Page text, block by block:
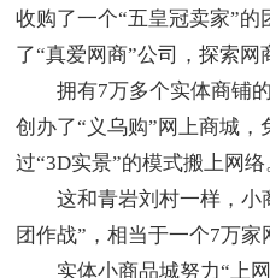
收购了一个“五皇冠卖家”
了“真爱网商”公司，探索网
拥有7万多个实体商铺的
创办了“义乌购”网上商城
过“3D实景”的模式搬上网络
这和青岩刘村一样，小
团作战”，相当于一个7万家
实体小商品城努力“上网